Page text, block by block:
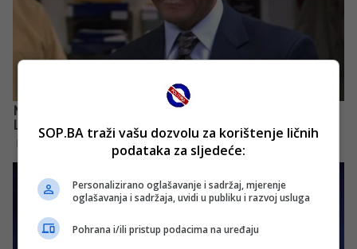
SOP.BA traži vašu dozvolu za korištenje ličnih
podataka za sljedeće:
Personalizirano oglašavanje i sadržaj, mjerenje
oglašavanja i sadržaja, uvidi u publiku i razvoj usluga
Pohrana i/ili pristup podacima na uređaju